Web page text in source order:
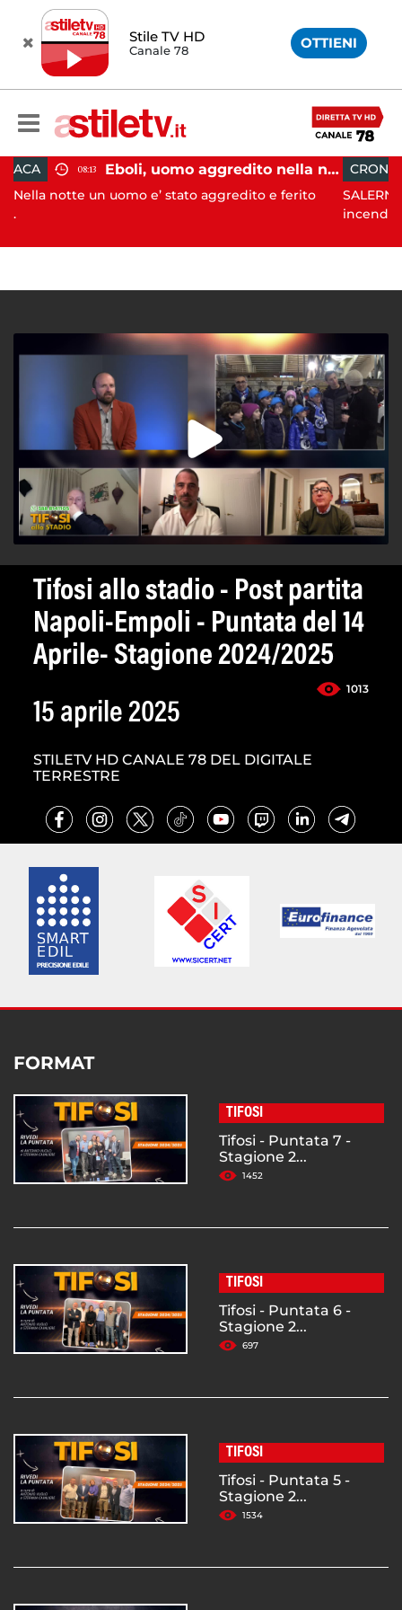
Stile TV HD
Canale 78 OTTIENI
Eboli, uomo aggredito nella notte: indagini in corso
uomo e’ stato aggredito e ferito
CRONACA 08:09
SALERNO. L’ANPANA
Tifosi allo stadio - Post partita
Napoli-Empoli - Puntata del 14
Aprile- Stagione 2024/2025
1013
15 aprile 2025
STILETV HD CANALE 78 DEL DIGITALE
TERRESTRE
FORMAT
TIFOSI
Tifosi - Puntata 7 -
Stagione 2...
1452
TIFOSI
Tifosi - Puntata 6 -
Stagione 2...
697
TIFOSI
Tifosi - Puntata 5 -
Stagione 2...
1534